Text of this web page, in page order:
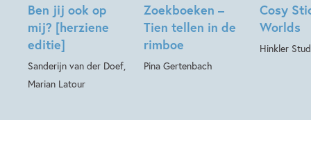
Ben jij ook op
mij? [herziene
editie]
Sanderijn van der Doef,
Marian Latour
Zoekboeken –
Tien tellen in de
rimboe
Pina Gertenbach
Cosy
Worlds
Hinkler